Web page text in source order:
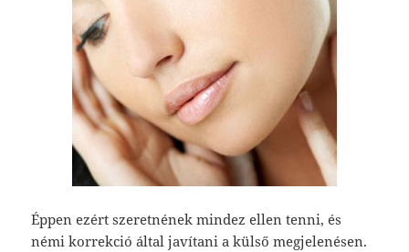
Éppen ezért szeretnének mindez ellen tenni, és
némi korrekció által javítani a külső megjelenésen.